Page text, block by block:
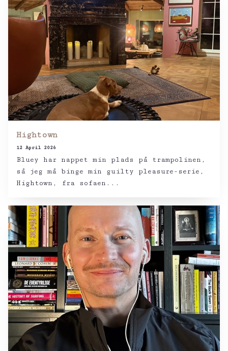
Hightown
12 April 2026
Bluey har nappet min plads på trampolinen,
så jeg må binge min guilty pleasure-serie,
Hightown, fra sofaen...